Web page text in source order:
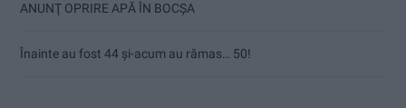
ANUNŢ OPRIRE APĂ ÎN BOCȘA
Înainte au fost 44 și-acum au rămas… 50!